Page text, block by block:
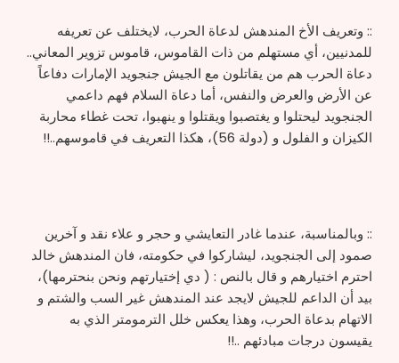
:: وتعريف الأخ المندهش لدعاة الحرب، لايختلف عن تعريفه
للمدنيين، أي مستهلم من ذات القاموس، قاموس تزوير المعاني..
دعاة الحرب هم من يقاتلون مع الجيش جنجويد الإمارات دفاعاً
عن الأرض والعرض والنفس، أما دعاة السلام فهم داعمي
الجنجويد ليحتلوا و يغتصبوا ويقتلوا و ينهبوا، تحت غطاء محاربة
الكيزان و الفلول و (دولة 56)، هكذا التعريف في قاموسهم..!!
:: وبالمناسبة، عندما غادر التعايشي و حجر و علاء نقد و آخرين
صمود إلى الجنجويد، ليشاركوا في حكومته، فان المندهش خالد
احترم اختيارهم و قال بالنص : ( دي إختيارتهم ونحن بنحترمها)،
بيد أن الداعم للجيش لايجد عند المندهش غير السب والشتم و
الاتهام بدعاة الحرب، وهذا يعكس خلل الترمومتر الذي به
يقيسون درجات مبادئهم ..!!